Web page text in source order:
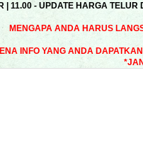
| 11.00 - UPDATE HARGA
MENGAPA ANDA HARUS
INFO YANG ANDA